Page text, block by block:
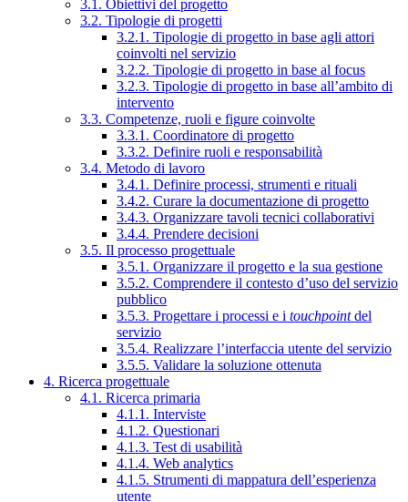
3.1. Obiettivi del progetto
3.2. Tipologie di progetti
3.2.1. Tipologie di progetto in base agli attori
coinvolti nel servizio
3.2.2. Tipologie di progetto in base al focus
3.2.3. Tipologie di progetto in base all’ambito di
intervento
3.3. Competenze, ruoli e figure coinvolte
3.3.1. Coordinatore di progetto
3.3.2. Definire ruoli e responsabilità
3.4. Metodo di lavoro
3.4.1. Definire processi, strumenti e rituali
3.4.2. Curare la documentazione di progetto
3.4.3. Organizzare tavoli tecnici collaborativi
3.4.4. Prendere decisioni
3.5. Il processo progettuale
3.5.1. Organizzare il progetto e la sua gestione
3.5.2. Comprendere il contesto d’uso del servizio
pubblico
3.5.3. Progettare i processi e i touchpointdel
servizio
3.5.4. Realizzare l’interfaccia utente del servizio
3.5.5. Validare la soluzione ottenuta
4. Ricerca progettuale
4.1. Ricerca primaria
4.1.1. Interviste
4.1.2. Questionari
4.1.3. Test di usabilità
4.1.4. Web analytics
4.1.5. Strumenti di mappatura dell’esperienza
utente